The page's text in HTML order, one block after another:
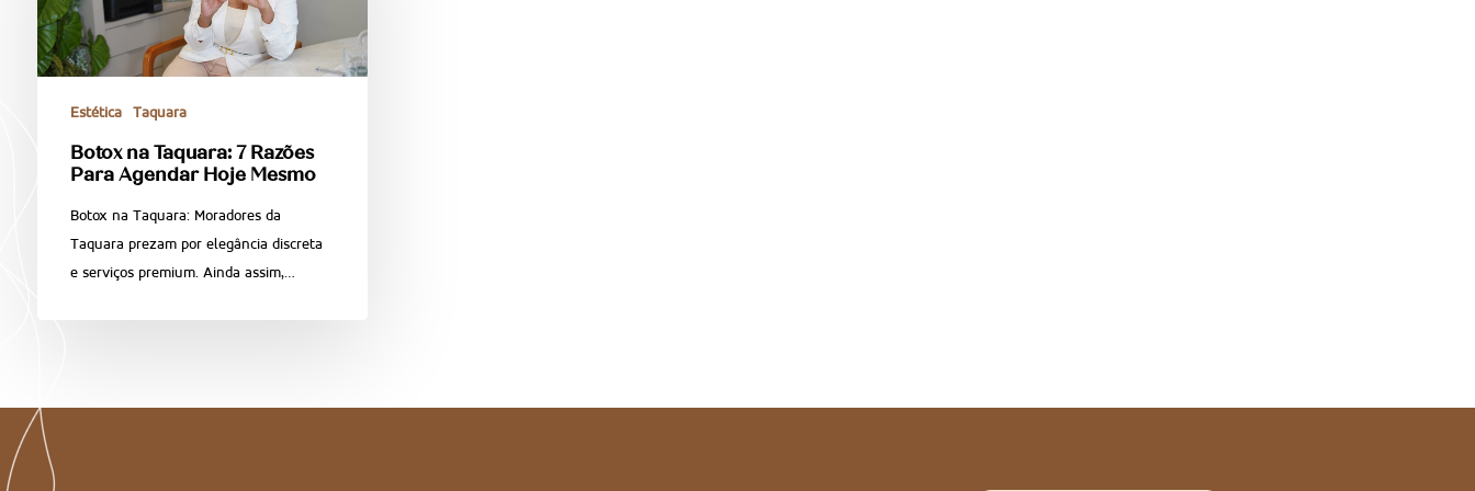
Estética Taquara
Botox na Taquara: 7 Razões
Para Agendar Hoje Mesmo
Botox na Taquara: Moradores da
Taquara prezam por elegância discreta
e serviços premium. Ainda assim,…